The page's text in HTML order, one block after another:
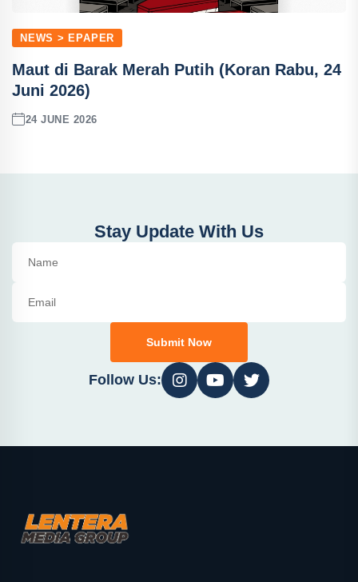
NEWS > EPAPER
Maut di Barak Merah Putih (Koran Rabu, 24
Juni 2026)
24 JUNE 2026
Stay Update With Us
Submit Now
Follow Us: